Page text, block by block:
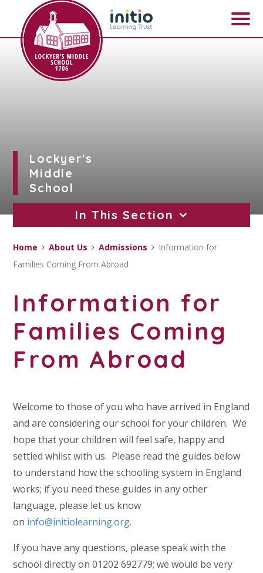
Skip to content ↓
Lockyer's
Middle
School
In This Section
Home About Us Admissions
Information for
Families Coming From Abroad
Information for
Families Coming
From Abroad
Welcome to those of you who have arrived in England
and are considering our school for your children. We
hope that your children will feel safe, happy and
settled whilst with us. Please read the guides below
to understand how the schooling system in England
works; if you need these guides in any other
language, please let us know
on info@initiolearning.org.
If you have any questions, please speak with the
school directly on 01202 692779; we would be very